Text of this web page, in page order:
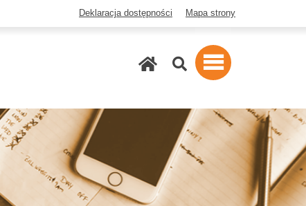
Deklaracja dostępności Mapa strony
Szukaj